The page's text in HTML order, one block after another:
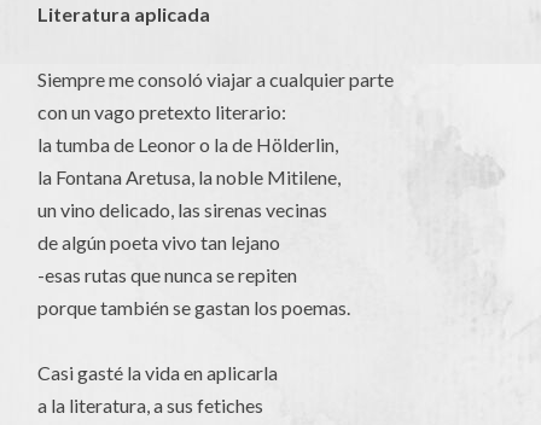
Literatura aplicada
Siempre me consoló viajar a cualquier parte
con un vago pretexto literario:
la tumba de Leonor o la de Hölderlin,
la Fontana Aretusa, la noble Mitilene,
un vino delicado, las sirenas vecinas
de algún poeta vivo tan lejano
-esas rutas que nunca se repiten
porque también se gastan los poemas.
Casi gasté la vida en aplicarla
a la literatura, a sus fetiches